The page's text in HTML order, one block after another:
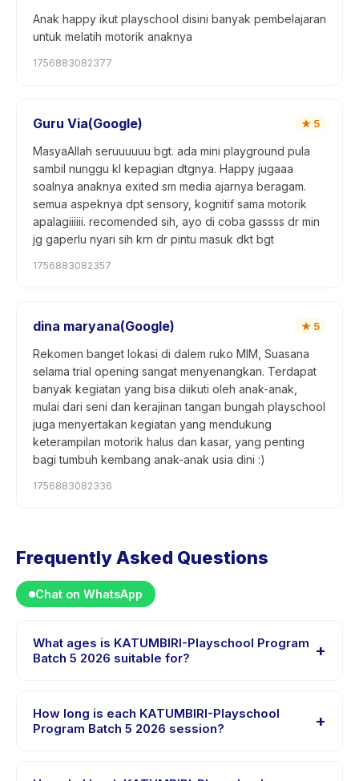
Anak happy ikut playschool disini banyak pembelajaran
untuk melatih motorik anaknya
1756883082377
Guru Via(Google) ★ 5
MasyaAllah seruuuuuu bgt. ada mini playground pula
sambil nunggu kl kepagian dtgnya. Happy jugaaa
soalnya anaknya exited sm media ajarnya beragam.
semua aspeknya dpt sensory, kognitif sama motorik
apalagiiiiii. recomended sih, ayo di coba gassss dr min
jg gaperlu nyari sih krn dr pintu masuk dkt bgt
1756883082357
dina maryana(Google) ★ 5
Rekomen banget lokasi di dalem ruko MIM, Suasana
selama trial opening sangat menyenangkan. Terdapat
banyak kegiatan yang bisa diikuti oleh anak-anak,
mulai dari seni dan kerajinan tangan bungah playschool
juga menyertakan kegiatan yang mendukung
keterampilan motorik halus dan kasar, yang penting
bagi tumbuh kembang anak-anak usia dini :)
1756883082336
Frequently Asked Questions
Chat on WhatsApp
What ages is KATUMBIRI-Playschool Program
Batch 5 2026 suitable for?
+
designed for children aged 1 to 2 years. The instructor
adapts the program to suit different skill levels within
How long is each KATUMBIRI-Playschool
Program Batch 5 2026 session?
+
5 2026 runs about 60 minutes. Arrive 10 minutes early